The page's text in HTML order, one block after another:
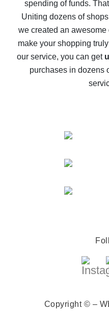
10% cash back on
The best cash back
The best cash back
spending of funds.
Uniting dozens of
we created an
make your shopping
our service, you can get
purchases in dozens
Copyright © –